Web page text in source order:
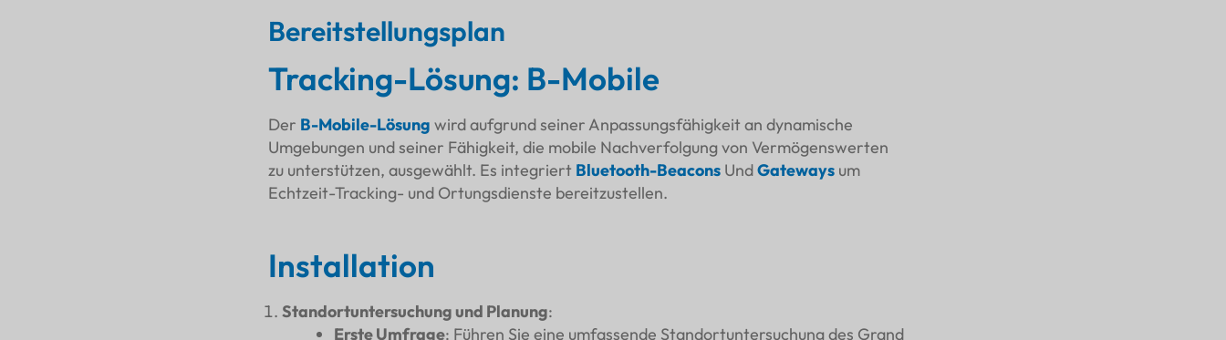
Bereitstellungsplan
Tracking-Lösung: B-Mobile
Der B-Mobile-Lösung wird aufgrund seiner Anpassungsfähigkeit an dynamische
Umgebungen und seiner Fähigkeit, die mobile Nachverfolgung von Vermögenswerten
zu unterstützen, ausgewählt. Es integriert Bluetooth-BeaconsUndGatewaysum
Echtzeit-Tracking- und Ortungsdienste bereitzustellen.
Installation
Standortuntersuchung und Planung:
Erste Umfrage: Führen Sie eine umfassende Standortuntersuchung des Grand